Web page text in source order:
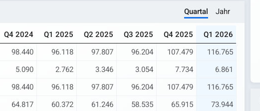
Quartal Jahr
Q4 2024 Q1 2025 Q2 2025 Q3 2025 Q4 2025
Q1 2026
98.440 96.118 97.807 96.204 107.479
116.765
5.090 2.762 3.346 3.054 7.734
6.861
98.440 96.118 97.807 96.204 107.479
116.765
64.817 60.372 61.246 58.535 65.915
73.944